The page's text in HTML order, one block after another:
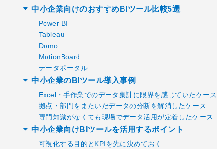
中小企業向けのおすすめBIツール比較5選
Power BI
Tableau
Domo
MotionBoard
データポータル
中小企業のBIツール導入事例
Excel・手作業でのデータ集計に限界を感じていたケース
拠点・部門をまたいだデータの分断を解消したケース
専門知識がなくても現場でデータ活用が定着したケース
中小企業向けBIツールを活用するポイント
可視化する目的とKPIを先に決めておく